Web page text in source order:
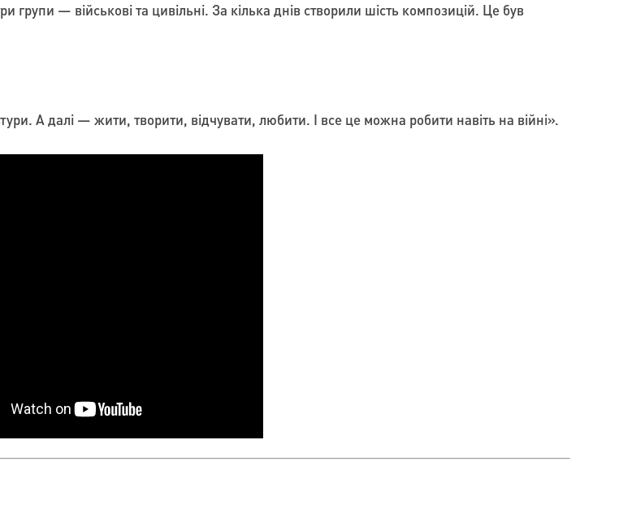
групи — військові та цивільні. За кілька днів створили шість композицій. Це був
А далі — жити, творити, відчувати, любити. І все це можна робити навіть на війні».